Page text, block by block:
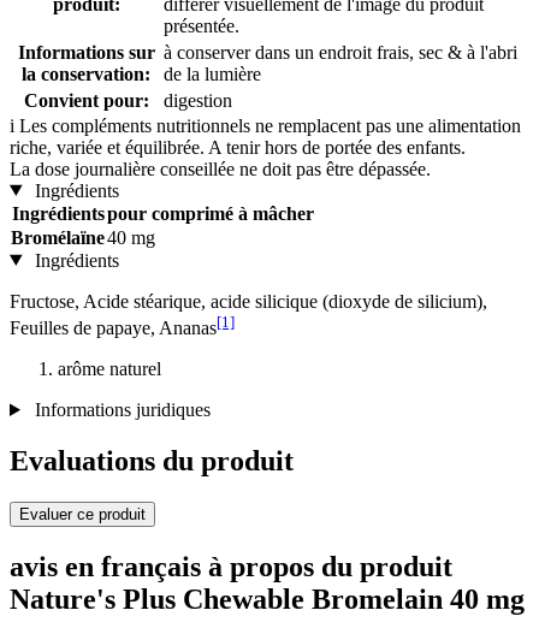
présentée.
Informations sur
la conservation:
à conserver dans un endroit frais, sec & à l'abri
de la lumière
Convient pour:
digestion
i Les compléments nutritionnels ne remplacent pas une alimentation
riche, variée et équilibrée. A tenir hors de portée des enfants.
La dose journalière conseillée ne doit pas être dépassée.
Ingrédients
Ingrédientspour comprimé à mâcher
Bromélaïne40 mg
Ingrédients
Fructose, Acide stéarique, acide silicique (dioxyde de silicium),
Feuilles de papaye, Ananas[1]
arôme naturel
Informations juridiques
Evaluations du produit
Evaluer ce produit
avis en français à propos du produit
Nature's Plus Chewable Bromelain 40 mg